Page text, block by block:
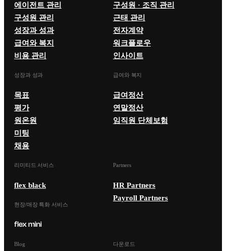
에이전트 관리
구성원 관리
성장과 성과
급여와 복지
비용 관리
구성원 · 조직 관리
근태 관리
전자계약
워크플로우
인사이트
성장과 성과
목표
평가
원온원
미팅
채용
급여와 복지
급여정산
연말정산
임직원 단체보험
리미티드 서비스
flex black
현장/매장 특화 서비스
Partners
HR Partners
Payroll Partners
Blog 다운로드